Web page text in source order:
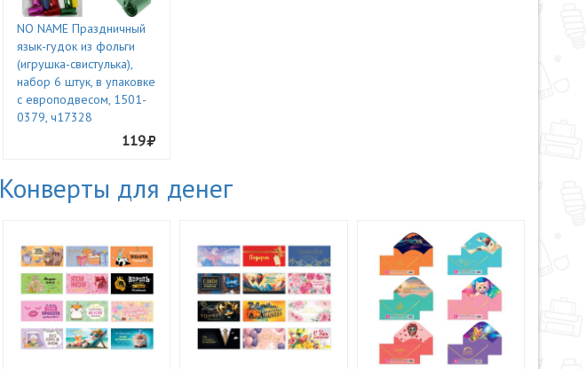
NO NAME Праздничный
язык-гудок из фольги
(игрушка-свистулька),
набор 6 штук, в упаковке
с европодвесом, 1501-
0379, ч17328
119
Конверты для денег